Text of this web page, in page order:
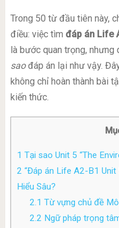
Trong 50 từ đầu tiên này,
điều: việc tìm đáp án Life
là bước quan trọng, nhưng
saođáp án lại như vậy.
không chỉ hoàn thành bài
kiến thức.
1 Tại sao Unit 5 “The
2 “Đáp án Life A2-B1 Unit
Hiểu Sâu?
2.1 Từ vựng chủ đề
2.2 Ngữ pháp trọng